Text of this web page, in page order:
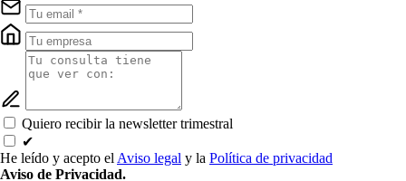
Quiero recibir la newsletter trimestral
✔
He leído y acepto el Aviso legal y la Política de privacidad
Aviso de Privacidad.